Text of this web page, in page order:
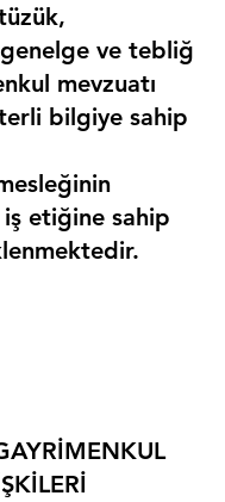
ve tebliğ
mevzuatı
bilgiye sahip
etiğine sahip